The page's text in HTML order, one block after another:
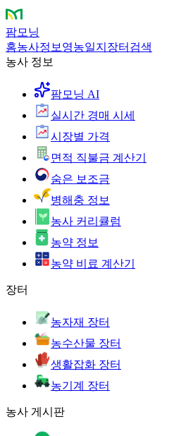
팜모닝
홈농사정보 영농일지 장터 검색
농사 정보
팜모닝 AI
실시간 경매 시세
시장별 가격
면적 직불금 계산기
숨은 보조금
병해충 정보
농사 커리큘럼
농약 정보
농약 비료 계산기
장터
농자재 장터
농수산물 장터
생활잡화 장터
농기계 장터
농사 게시판